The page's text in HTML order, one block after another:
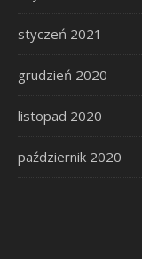
styczeń 2021
grudzień 2020
listopad 2020
październik 2020